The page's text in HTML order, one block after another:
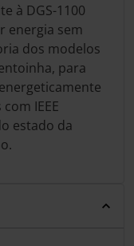
à DGS-1100
energia sem
dos modelos
para
IEEE
estado da